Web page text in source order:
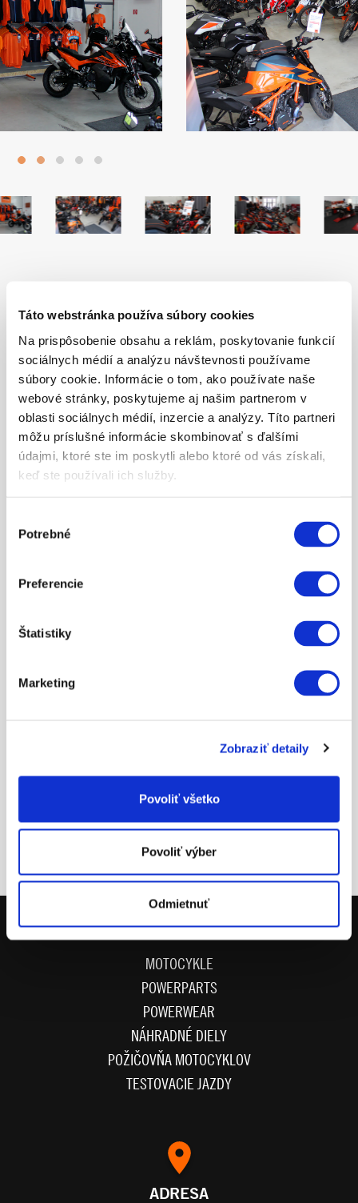
Táto webstránka používa súbory cookies
Na prispôsobenie obsahu a reklám, poskytovanie funkcií
sociálnych médií a analýzu návštevnosti používame
súbory cookie. Informácie o tom, ako používate naše
webové stránky, poskytujeme aj našim partnerom v
oblasti sociálnych médií, inzercie a analýzy. Títo partneri
môžu príslušné informácie skombinovať s ďalšími
údajmi, ktoré ste im poskytli alebo ktoré od vás získali,
keď ste používali ich služby.
súhlasu
Potrebné
Preferencie
Štatistiky
Marketing
Zobraziť detaily
Povoliť všetko
Povoliť výber
Odmietnuť
NOVINKY
115.62
R 2019
21.96
MILLED 03
ZOBRAZIŤ VIAC
MOTOCYKLE
POWERPARTS
POWERWEAR
NÁHRADNÉ DIELY
POŽIČOVŇA MOTOCYKLOV
TESTOVACIE JAZDY
ADRESA